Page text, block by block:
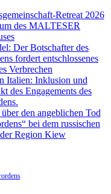
Retreat 2026
des MALTESER
Der Botschafter des
fordert entschlossenes
Verbrechen
Italien: Inklusion und
des Engagements des
den angeblichen Tod
bei dem russischen
Region Kiew